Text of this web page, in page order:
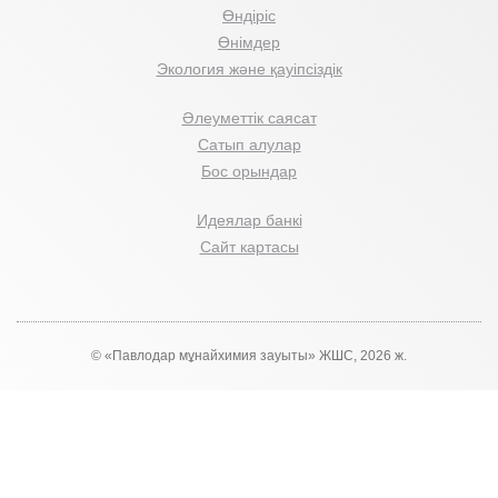
Өндіріс
Өнімдер
Экология және қауіпсіздік
Әлеуметтік саясат
Сатып алулар
Бос орындар
Идеялар банкі
Сайт картасы
© «Павлодар мұнайхимия зауыты» ЖШС, 2026 ж.